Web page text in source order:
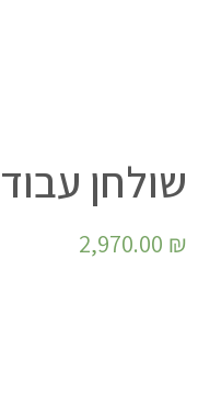
שולחן
2,970.00 ₪